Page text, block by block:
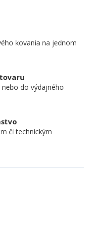
kovania na jednom
do výdajného
či technickým